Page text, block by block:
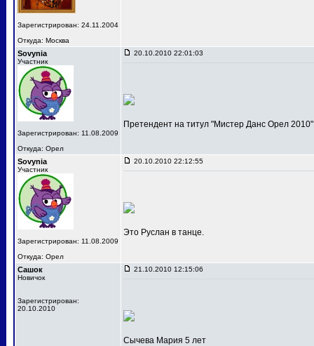
Зарегистрирован: 24.11.2004
Откуда: Москва
Sovynia
Участник
Зарегистрирован: 11.08.2009
Откуда: Орел
20.10.2010 22:01:03
Претендент на титул "Мистер Данс Орел
Sovynia
Участник
Зарегистрирован: 11.08.2009
Откуда: Орел
20.10.2010 22:12:55
Это Руслан в танце.
Сашок
Новичок
Зарегистрирован:
20.10.2010
21.10.2010 12:15:06
Сычева Мария 5 лет